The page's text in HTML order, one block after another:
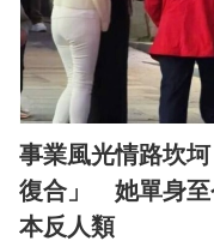
事業風光情路坎
復合」 她單身至
本反人類